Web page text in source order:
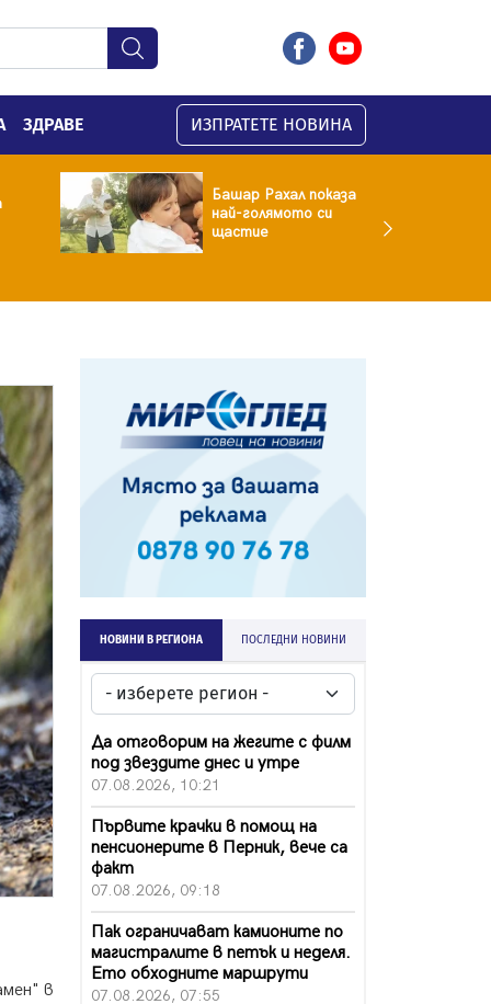
ЗДРАВЕ ИЗПРАТЕТЕ НОВИНА
Башар Рахал показа
най-голямото си
щастие
в
НОВИНИ В РЕГИОНА ПОСЛЕДНИ НОВИНИ
Да отговорим на жегите с филм
под звездите днес и утре
07.08.2026, 10:21
Първите крачки в помощ на
пенсионерите в Перник, вече са
факт
07.08.2026, 09:18
Пак ограничават камионите по
магистралите в петък и неделя.
Ето обходните маршрути
07.08.2026, 07:55